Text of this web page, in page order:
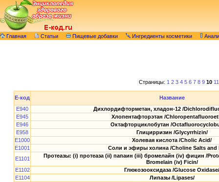
Главная Статьи Пищевые добавки Ингредиенты косметики
Страницы: 1 2 3 4 5 6 7 8 9 10 11
E-код
Название
E940
Дихлордифторметан, хладон-12 /
E945
Хлопентафторэтан /
E946
Октафторциклобутан /
E958
Глицирризин /Glycyrrhizin/
E1000
Холевая кислота /Cholic Acid/
E1001
Соли и эфиры холина /Choline Salts and
E1101
Протеазы: (i) протеаза (ii) папаин (iii) бромелайн (iv) фицин /
Bromelain (iv) Ficin/
E1102
Глюкозооксидаза /Glucose Oxidase/
E1104
Липазы /Lipases/